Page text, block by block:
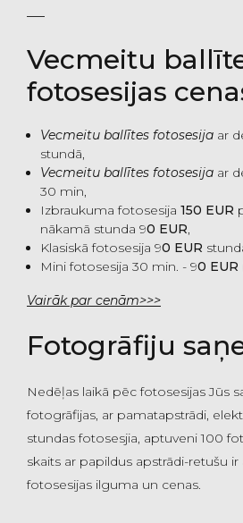
Vecmeitu
fotosesijas
Vecmeitu ballītes fotosesija ar
stundā,
Vecmeitu ballītes fotosesija ar
30 min,
Izbraukuma fotosesija 150 EUR
nākamā stunda 90 EUR,
Klasiskā fotosesija 90 EUR
Mini fotosesija 30 min. - 90 EUR
Vairāk par cenām>>>
Fotogrāfiju
Nedēļas laikā pēc fotosesijas Jūs
fotogrāfijas, ar pamatapstrādi,
stundas fotosesjia, aptuveni 100
skaits ar papildus apstrādi-retušu
fotosesijas ilguma un cenas.